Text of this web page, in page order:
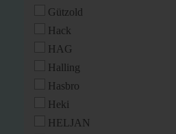
Gützold
Hack
HAG
Halling
Hasbro
Heki
HELJAN